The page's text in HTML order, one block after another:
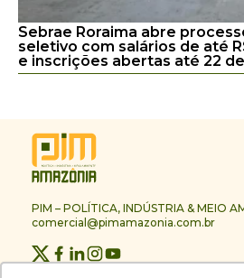
Sebrae Roraima abre
seletivo com salários de até
e inscrições abertas até 22 de
PIM – POLÍTICA, INDÚSTRIA & MEIO
comercial@pimamazonia.com.br